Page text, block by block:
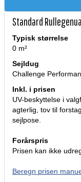
Standard
Typisk størrelse
0 m²
Sejldug
Challenge
Inkl. i prisen
UV-beskyttelse i
agterlig, tov til
sejlpose.
Forårspris
Prisen kan ikke
Beregn prisen